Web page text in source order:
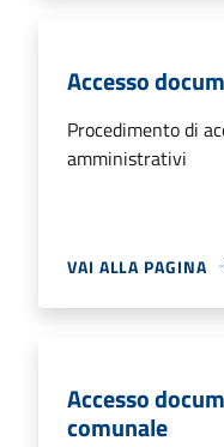
Accesso
Procedimento di
amministrativi
VAI ALLA PAGINA
Accesso
comunale